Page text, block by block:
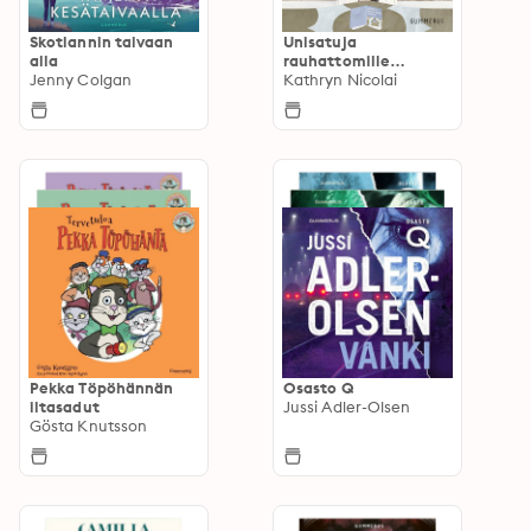
Skotlannin taivaan
alla
Jenny Colgan
Unisatuja
rauhattomille
aikuisille
Kathryn Nicolai
Pekka Töpöhännän
iltasadut
Gösta Knutsson
Osasto Q
Jussi Adler-Olsen